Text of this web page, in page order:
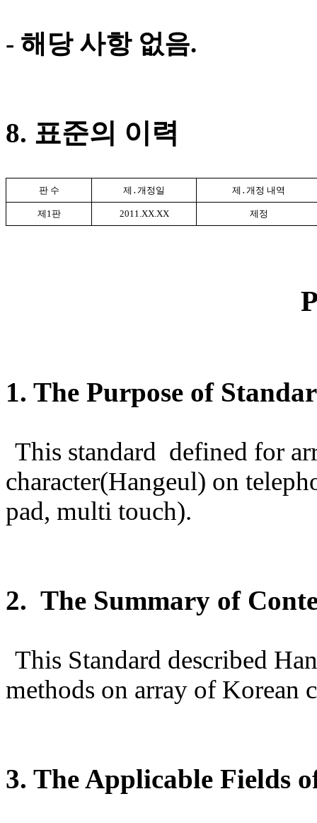
- 해당 사항 없음.
8. 표준의 이력
판 수 제 ․ 개정일 제 ․ 개정 내역
제 1판 2011.XX.XX 제정
1. The Purpose of
This standard defined for
character(Hangeul) on
pad, multi touch).
2. The Summary of
This Standard described
methods on array of Korean
3. The Applicable Fields